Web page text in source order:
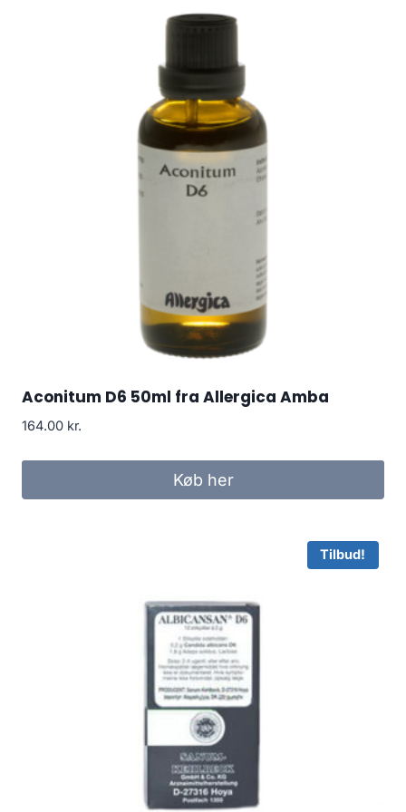
Aconitum D6 50ml fra Allergica Amba
164.00 kr.
Køb her
Tilbud!